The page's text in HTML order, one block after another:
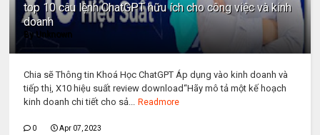
top 10 câu lệnh ChatGPT hữu ích cho công việc và kinh
doanh
By Unknown
Chia sẽ Thông tin Khoá Học ChatGPT Áp dụng vào kinh doanh và
tiếp thị, X10 hiệu suất review download“Hãy mô tả một kế hoạch
kinh doanh chi tiết cho sả... Readmore
0 Apr 07, 2023